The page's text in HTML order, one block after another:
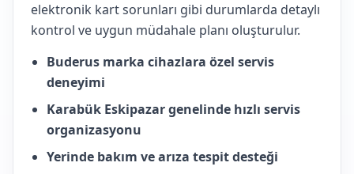
elektronik kart sorunları gibi durumlarda detaylı
kontrol ve uygun müdahale planı oluşturulur.
Buderus marka cihazlara özel servis
deneyimi
Karabük Eskipazar genelinde hızlı servis
organizasyonu
Yerinde bakım ve arıza tespit desteği